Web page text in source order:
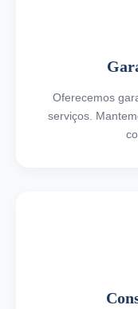
Oferecemos
serviços.